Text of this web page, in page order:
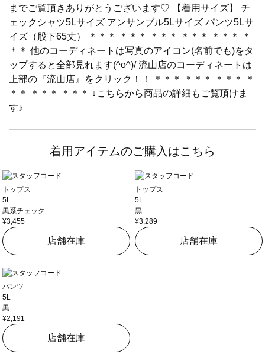
までご覧頂きありがとうございます♡ 【着用サイズ】 チ
ェックシャツ5Lサイズ アンサンブル5Lサイズ パンツ5Lサ
イズ（股下65丈） ＊＊＊ ＊＊＊ ＊＊＊ ＊＊＊ ＊＊＊ ＊
＊＊ 他のコーディネートは写真のアイコン(名前でも)をタ
ップすると全部見れます(^o^)/ 流山店のコーディネートは
上部の『流山店』をクリック！！ ＊＊＊ ＊＊＊ ＊＊＊ ＊
＊＊ ＊＊＊ ＊＊＊ ↓こちらから商品の詳細もご覧頂けま
す♪
着用アイテムのご購入はこちら
トップス
5L
黒系チェック
¥3,455
店舗在庫
トップス
5L
黒
¥3,289
店舗在庫
パンツ
5L
黒
¥2,191
店舗在庫